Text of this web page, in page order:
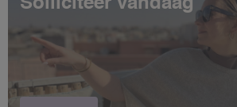
Solliciteer vandaag